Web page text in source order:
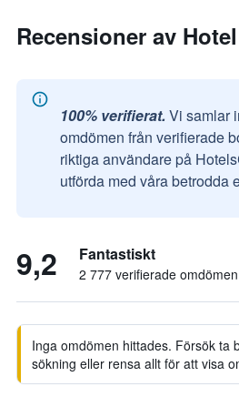
Recensioner av
100% verifierat. Vi samlar
omdömen från verifierade
riktiga användare på
utförda med våra betrodda
9,2 Fantastiskt
2 777 verifierade omdömen
Inga omdömen hittades. Försök ta
sökning eller rensa allt för att visa